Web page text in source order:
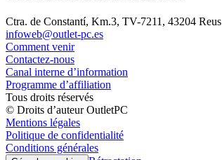
Ctra. de Constantí, Km.3, TV-7211, 43204 Reus
infoweb@outlet-pc.es
Comment venir
Contactez-nous
Canal interne d’information
Programme d’affiliation
Tous droits réservés
© Droits d’auteur OutletPC
Mentions légales
Politique de confidentialité
Conditions générales